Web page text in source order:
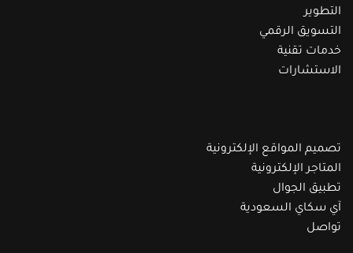
التطوير
التسويق الرقمي
خدمات تقنية
الاستشارات
تصميم المواقع الإلكترونية
المتاجر الإلكترونية
تطبيق الجوال
آي سكاي السعودية
تواصل